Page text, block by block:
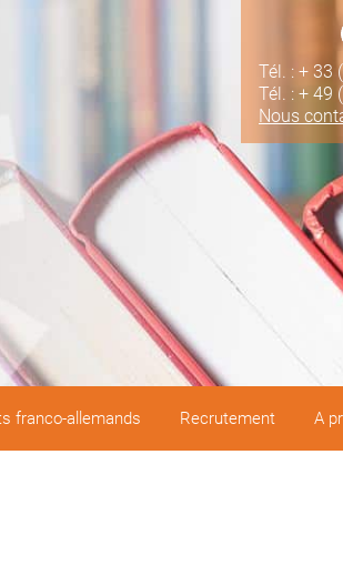
Tél. : + 33
Tél. : + 49
Nous
franco-allemands Recrutement A